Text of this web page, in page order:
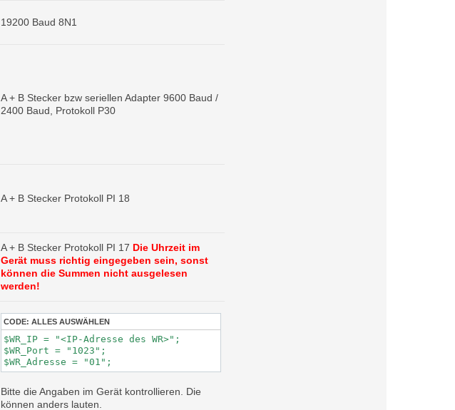
19200 Baud 8N1
A + B Stecker bzw seriellen Adapter 9600 Baud /
2400 Baud, Protokoll P30
A + B Stecker Protokoll PI 18
A + B Stecker Protokoll PI 17 Die Uhrzeit im
Gerät muss richtig eingegeben sein, sonst
können die Summen nicht ausgelesen
werden!
CODE: ALLES AUSWÄHLEN
$WR_IP = "<IP-Adresse des WR>";
$WR_Port = "1023";
$WR_Adresse = "01";
Bitte die Angaben im Gerät kontrollieren. Die
können anders lauten.